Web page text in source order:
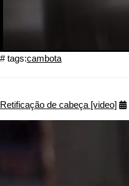
# tags:cambota
Retificação de cabeça [video]